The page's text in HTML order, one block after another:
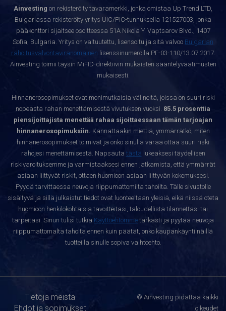
Ainvesting on rekisteröity tavaramerkki, jonka omistaa Up Trend LTD,
Bulgariassa rekisteröity yritys UIC/PIC-tunnuksella 121527003, jonka
pääkonttori sijaitsee osoitteessa 51A Nikola Y. Vaptsarov Blvd., 1407
Sofia, Bulgaria. Yritys on valtuutettu, lisensoitu ja sitä valvoo Bulgarian
rahoitusvalvontaviranomainen lisenssinumerolla РГ-03-110/13.07.2017.
Ainvesting toimii täysin MiFID-direktiivin mukaisten sääntelyvaatimusten
mukaisesti.
Hinnanerosopimukset ovat monimutkaisia välineitä, joissa on suuri riski
nopeasta rahan menettämisestä vivutuksen vuoksi. 85.5 prosenttia
piensijoittajista menettää rahaa sijoittaessaan tämän tarjoajan
hinnanerosopimuksiin. Kannattaakin miettiä, ymmärrätkö, miten
hinnanerosopimukset toimivat ja onko sinulla varaa ottaa suuri riski
rahojesi menettämisestä. Napsauta tästä lukeaksesi täydellisen
riskivaroituksemme ja varmistaaksesi ennen jatkamista, että ymmärrät
asiaan liittyvät riskit, ottaen huomioon asiaan liittyvän kokemuksesi.
Pyydä tarvittaessa neuvoja riippumattomilta tahoilta. Tälle sivustolle
sisältyvä ja sillä julkaistut tiedot ovat luonteeltaan yleisiä, eikä niissä oteta
huomioon henkilökohtaisia tavoitteitasi, taloudellista tilannettasi tai
tarpeitasi. Sinun tulisi tutkia Käyttöehtomme tarkasti ja pyytää neuvoja
riippumattomalta taholta ennen kuin päätät, onko kaupankäynti näillä
tuotteilla sinulle sopiva vaihtoehto.
Tietoja meistä
Ehdot ja sopimukset
© Ainvesting pidättää kaikki
oikeudet